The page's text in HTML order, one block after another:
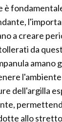
è
a creare
da
amano
dell'argilla
allo